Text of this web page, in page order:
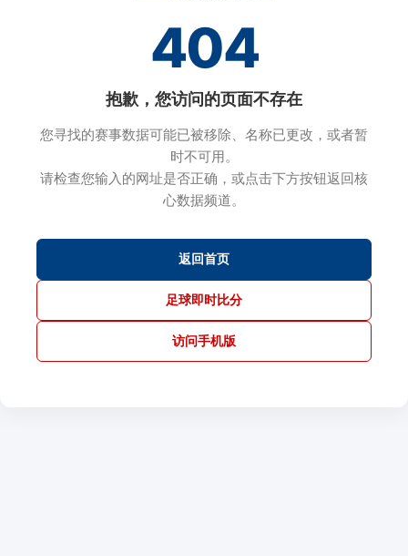
404
抱歉，您访问的页面不存在
您寻找的赛事数据可能已被移除、名称已更改，或者暂
时不可用。
请检查您输入的网址是否正确，或点击下方按钮返回核
心数据频道。
返回首页
足球即时比分
访问手机版